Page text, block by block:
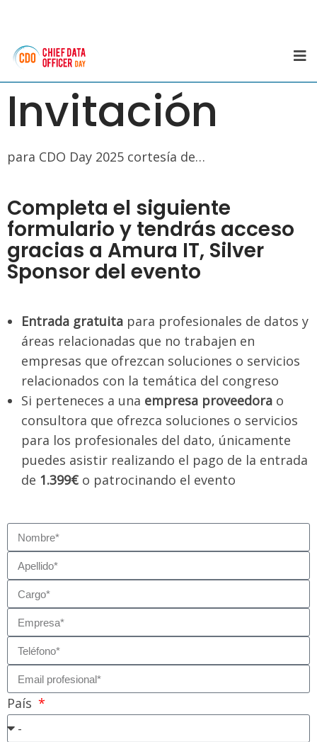
Invitación
para CDO Day 2025 cortesía de…
Completa el siguiente
formulario y tendrás acceso
gracias a Amura IT, Silver
Sponsor del evento
Entrada gratuita para profesionales de datos y
áreas relacionadas que no trabajen en
empresas que ofrezcan soluciones o servicios
relacionados con la temática del congreso
Si perteneces a una empresa proveedora o
consultora que ofrezca soluciones o servicios
para los profesionales del dato, únicamente
puedes asistir realizando el pago de la entrada
de 1.399€ o patrocinando el evento
País